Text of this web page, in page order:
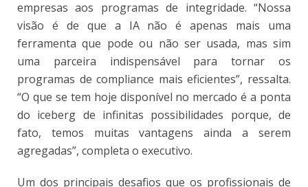
empresas aos programas de integridade. “Nossa
visão é de que a IA não é apenas mais uma
ferramenta que pode ou não ser usada, mas sim
uma parceira indispensável para tornar os
programas de compliance mais eficientes”, ressalta.
“O que se tem hoje disponível no mercado é a ponta
do iceberg de infinitas possibilidades porque, de
fato, temos muitas vantagens ainda a serem
agregadas”, completa o executivo.
Um dos principais desafios que os profissionais de